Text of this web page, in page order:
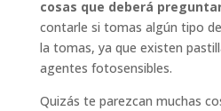
cosas que deberá
contarle si tomas algún tipo
la tomas, ya que existen
agentes fotosensibles.
Quizás te parezcan muchas